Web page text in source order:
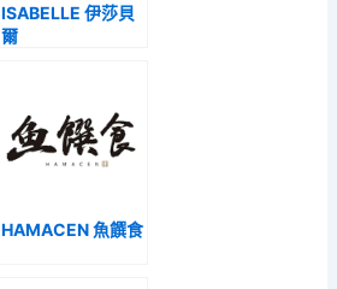
ISABELLE 伊莎貝
爾
HAMACEN 魚饌食